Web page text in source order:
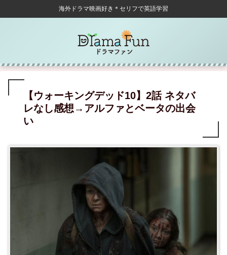
海外ドラマ映画好き＊セリフで英語学習
【ウォーキングデッド10】2話 ネタバ
レなし感想→アルファとベータの出会
い